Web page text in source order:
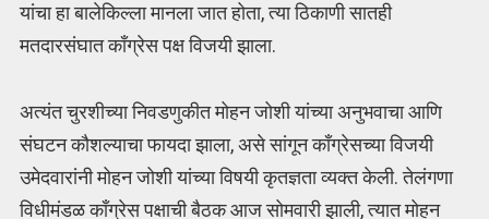
यांचा हा बालेकिल्ला मानला जात होता, त्या ठिकाणी सातही
मतदारसंघात काँग्रेस पक्ष विजयी झाला.
अत्यंत चुरशीच्या निवडणुकीत मोहन जोशी यांच्या अनुभवाचा आणि
संघटन कौशल्याचा फायदा झाला, असे सांगून काँग्रेसच्या विजयी
उमेदवारांनी मोहन जोशी यांच्या विषयी कृतज्ञता व्यक्त केली. तेलंगणा
विधीमंडळ काँग्रेस पक्षाची बैठक आज सोमवारी झाली, त्यात मोहन